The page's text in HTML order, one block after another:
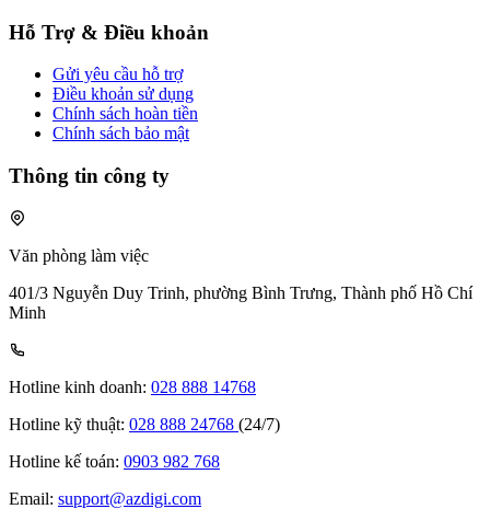
Hỗ Trợ & Điều khoản
Gửi yêu cầu hỗ trợ
Điều khoản sử dụng
Chính sách hoàn tiền
Chính sách bảo mật
Thông tin công ty
Văn phòng làm việc
401/3 Nguyễn Duy Trinh, phường Bình Trưng, Thành phố Hồ Chí
Minh
Hotline kinh doanh: 028 888 14768
Hotline kỹ thuật: 028 888 24768 (24/7)
Hotline kế toán: 0903 982 768
Email: support@azdigi.com